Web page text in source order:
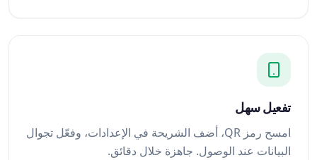
تفعيل سهل
امسح رمز QR، أضف الشريحة في الإعدادات، وفعّل تجوال
البيانات عند الوصول. جاهزة خلال دقائق.